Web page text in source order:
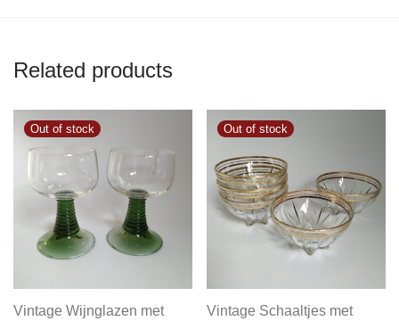
Related products
Vintage Wijnglazen met
Vintage Schaaltjes met